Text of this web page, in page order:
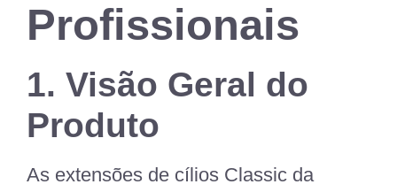
Profissionais
1. Visão Geral do
Produto
As extensões de cílios Classic da